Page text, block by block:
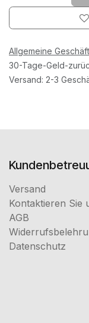
Allgemeine
30-Tage-Geld-
Versand: 2-3
Versand
Kontaktieren Sie
AGB
Datenschutz